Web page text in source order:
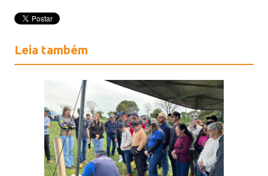
Leia também